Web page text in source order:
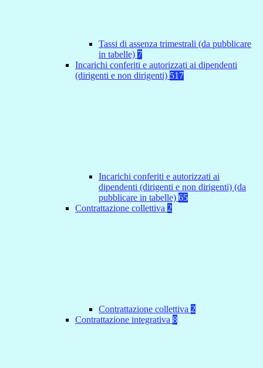
Tassi di assenza trimestrali (da pubblicare
in tabelle) 7
Incarichi conferiti e autorizzati ai dipendenti
(dirigenti e non dirigenti) 517
Incarichi conferiti e autorizzati ai
dipendenti (dirigenti e non dirigenti) (da
pubblicare in tabelle) 65
Contrattazione collettiva 2
Contrattazione collettiva 2
Contrattazione integrativa 8